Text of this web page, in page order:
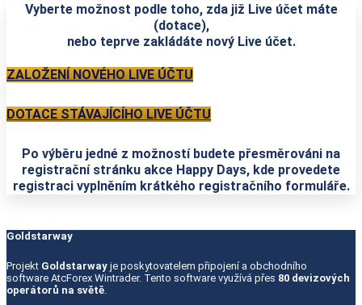
Vyberte možnost podle toho, zda již Live účet máte
(dotace),
nebo teprve zakládáte nový Live účet.
ZALOŽENÍ NOVÉHO LIVE ÚČTU
DOTACE STÁVAJÍCÍHO LIVE ÚČTU
Po výběru jedné z možností budete přesměrováni na
registrační stránku akce Happy Days, kde provedete
registraci vyplněním krátkého registračního formuláře.
Goldstarway
Projekt Goldstarway je poskytovatelem připojení a obchodního
software AtcForex Wintrader. Tento software využívá přes 80 devizových
operátorů na světě